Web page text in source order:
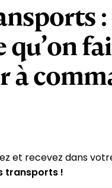
qu’on
à
et recevez dans
transports !